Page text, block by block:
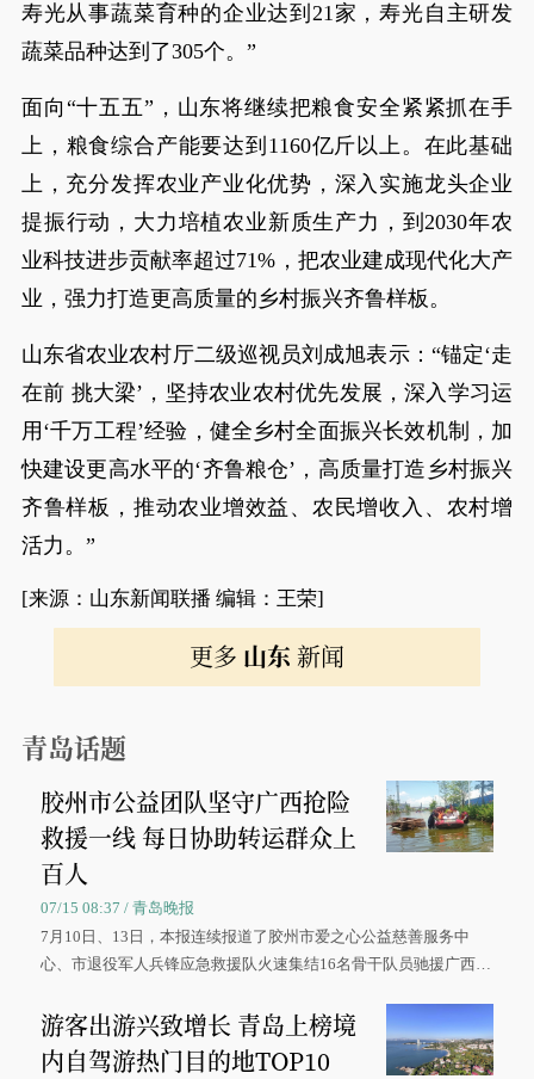
寿光从事蔬菜育种的企业达到21家，寿光自主研发
蔬菜品种达到了305个。”
面向“十五五”，山东将继续把粮食安全紧紧抓在手
上，粮食综合产能要达到1160亿斤以上。在此基础
上，充分发挥农业产业化优势，深入实施龙头企业
提振行动，大力培植农业新质生产力，到2030年农
业科技进步贡献率超过71%，把农业建成现代化大产
业，强力打造更高质量的乡村振兴齐鲁样板。
山东省农业农村厅二级巡视员刘成旭表示：“锚定‘走
在前 挑大梁’，坚持农业农村优先发展，深入学习运
用‘千万工程’经验，健全乡村全面振兴长效机制，加
快建设更高水平的‘齐鲁粮仓’，高质量打造乡村振兴
齐鲁样板，推动农业增效益、农民增收入、农村增
活力。”
[来源：山东新闻联播 编辑：王荣]
更多 山东 新闻
青岛话题
胶州市公益团队坚守广西抢险
救援一线 每日协助转运群众上
百人
07/15 08:37 / 青岛晚报
7月10日、13日，本报连续报道了胶州市爱之心公益慈善服务中
心、市退役军人兵锋应急救援队火速集结16名骨干队员驰援广西灾
游客出游兴致增长 青岛上榜境
内自驾游热门目的地TOP10